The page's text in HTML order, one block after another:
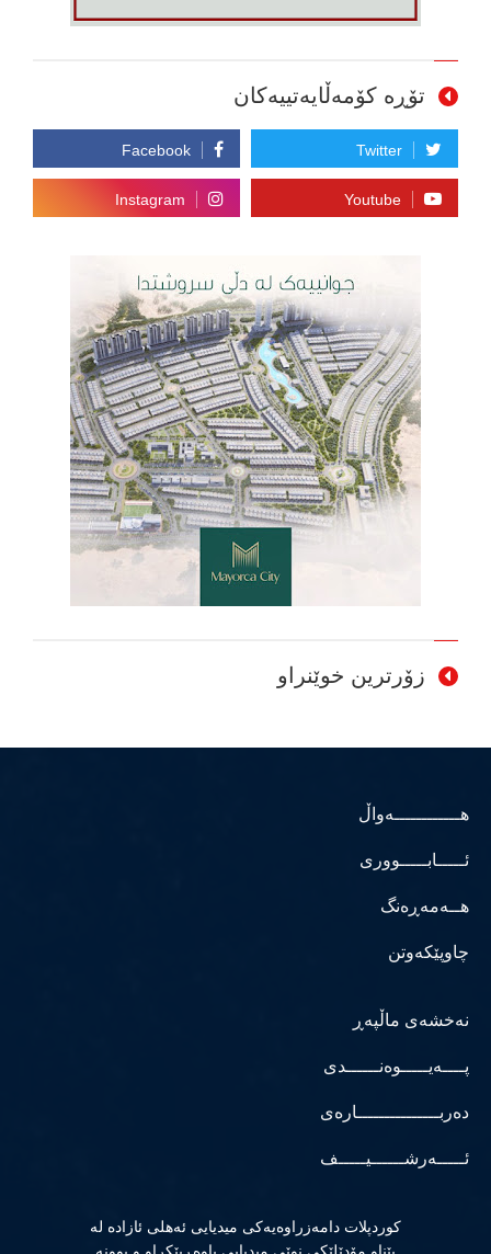
تۆڕە کۆمەڵایەتییەکان
زۆرترین خوێنراو
هــــــــــــەواڵ
ئـــــابـــــووری
هــەمەڕەنگ
چاوپێکەوتن
نەخشەی ماڵپەڕ
پــــەیـــــوەنــــــدی
دەربـــــــــــــــارەی
ئـــــەرشــــــیـــــف
كوردپلات دامەزراوەیەكی میدیایی ئەهلی ئازادە لە